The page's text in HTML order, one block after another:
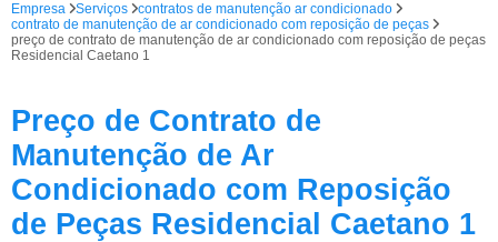
Empresa Serviços
contratos de manutenção ar condicionado
contrato de manutenção de ar condicionado com reposição de peças
preço de contrato de manutenção de ar condicionado com reposição de peças
Residencial Caetano 1
Preço de Contrato de
Manutenção de Ar
Condicionado com Reposição
de Peças Residencial Caetano 1